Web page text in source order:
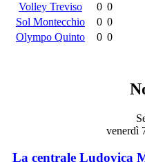
Volley Treviso
0 0
Sol Montecchio
0 0
Olympo Quinto
0 0
venerdì
La centrale Ludovica